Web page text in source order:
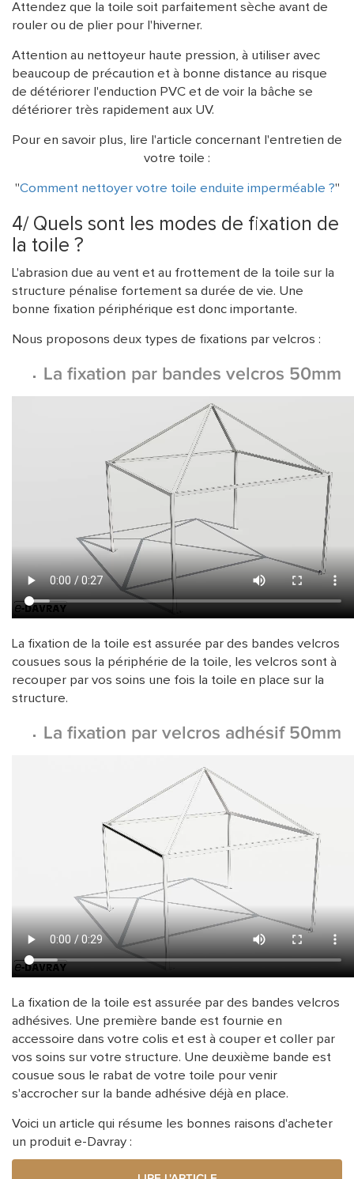
Attendez que la toile soit parfaitement sèche avant de
rouler ou de plier pour l'hiverner.
Attention au nettoyeur haute pression, à utiliser avec
beaucoup de précaution et à bonne distance au risque
de détériorer l'enduction PVC et de voir la bâche se
détériorer très rapidement aux UV.
Pour en savoir plus, lire l'article concernant l'entretien de
votre toile :
"Comment nettoyer votre toile enduite imperméable ?"
4/ Quels sont les modes de fixation de
la toile ?
L'abrasion due au vent et au frottement de la toile sur la
structure pénalise fortement sa durée de vie. Une
bonne fixation périphérique est donc importante.
Nous proposons deux types de fixations par velcros :
La fixation par bandes velcros 50mm
La fixation de la toile est assurée par des bandes velcros
cousues sous la périphérie de la toile, les velcros sont à
recouper par vos soins une fois la toile en place sur la
structure.
La fixation par velcros adhésif 50mm
La fixation de la toile est assurée par des bandes velcros
adhésives. Une première bande est fournie en
accessoire dans votre colis et est à couper et coller par
vos soins sur votre structure. Une deuxième bande est
cousue sous le rabat de votre toile pour venir
s'accrocher sur la bande adhésive déjà en place.
Voici un article qui résume les bonnes raisons d'acheter
un produit e-Davray :